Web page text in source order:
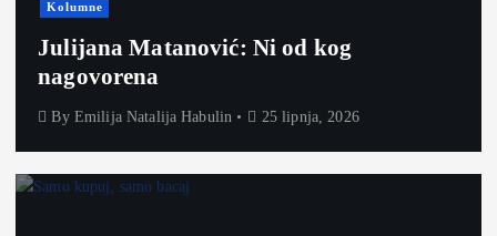
Kolumne
Julijana Matanović: Ni od kog
nagovorena
By Emilija Natalija Habulin 25 lipnja, 2026